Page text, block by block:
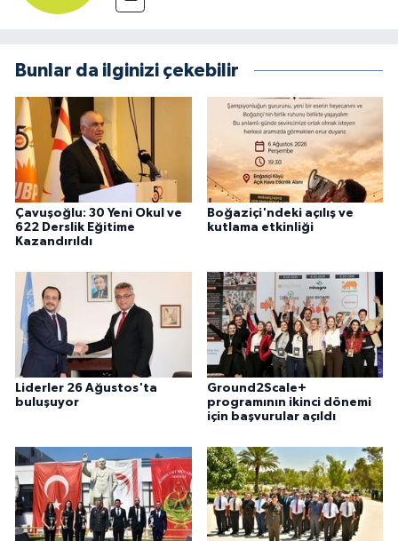
Bunlar da ilginizi çekebilir
Çavuşoğlu: 30 Yeni Okul ve
622 Derslik Eğitime
Kazandırıldı
Boğaziçi'ndeki açılış ve
kutlama etkinliği
Liderler 26 Ağustos'ta
buluşuyor
Ground2Scale+
programının ikinci dönemi
için başvurular açıldı